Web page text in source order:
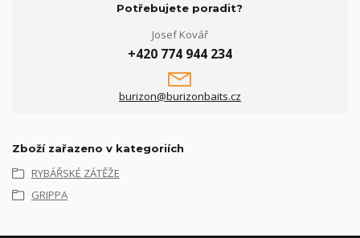
Potřebujete poradit?
Josef Kovář
+420 774 944 234
burizon@burizonbaits.cz
Zboží zařazeno v kategoriích
RYBÁŘSKÉ ZÁTĚŽE
GRIPPA